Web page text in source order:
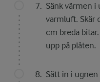
Sänk värmen i
varmluft. Skär
cm breda
upp på plåten.
Sätt in i